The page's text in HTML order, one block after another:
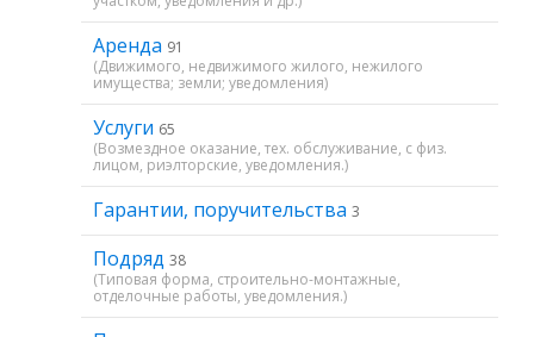
Аренда 91
(Движимого, недвижимого жилого, нежилого
имущества; земли; уведомления)
Услуги 65
(Возмездное оказание, тех. обслуживание, с физ.
лицом, риэлторские, уведомления.)
Гарантии, поручительства 3
Подряд 38
(Типовая форма, строительно-монтажные,
отделочные работы, уведомления.)